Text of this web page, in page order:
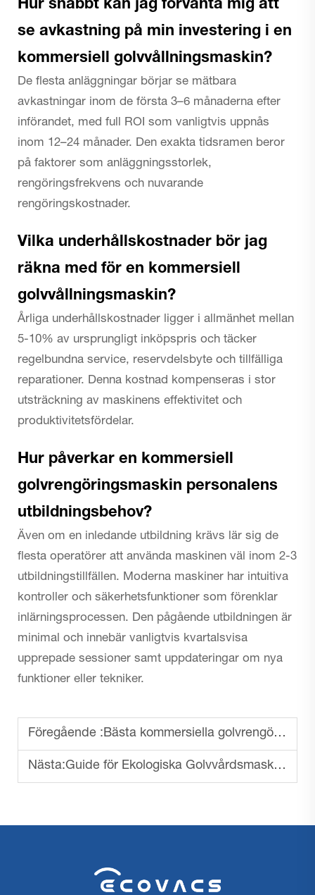
Hur snabbt kan jag förvänta mig att
se avkastning på min investering i en
kommersiell golvvållningsmaskin?
De flesta anläggningar börjar se mätbara
avkastningar inom de första 3–6 månaderna efter
införandet, med full ROI som vanligtvis uppnås
inom 12–24 månader. Den exakta tidsramen beror
på faktorer som anläggningsstorlek,
rengöringsfrekvens och nuvarande
rengöringskostnader.
Vilka underhållskostnader bör jag
räkna med för en kommersiell
golvvållningsmaskin?
Årliga underhållskostnader ligger i allmänhet mellan
5-10% av ursprungligt inköpspris och täcker
regelbundna service, reservdelsbyte och tillfälliga
reparationer. Denna kostnad kompenseras i stor
utsträckning av maskinens effektivitet och
produktivitetsfördelar.
Hur påverkar en kommersiell
golvrengöringsmaskin personalens
utbildningsbehov?
Även om en inledande utbildning krävs lär sig de
flesta operatörer att använda maskinen väl inom 2-3
utbildningstillfällen. Moderna maskiner har intuitiva
kontroller och säkerhetsfunktioner som förenklar
inlärningsprocessen. Den pågående utbildningen är
minimal och innebär vanligtvis kvartalsvisa
upprepade sessioner samt uppdateringar om nya
funktioner eller tekniker.
Föregående :Bästa kommersiella golvrengöringsmaskin för stora anläggningar och olika branscher
Nästa:Guide för Ekologiska Golvvårdsmaskiner för Kommersiell Användning